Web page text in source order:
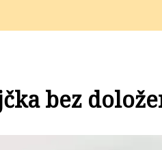
bez